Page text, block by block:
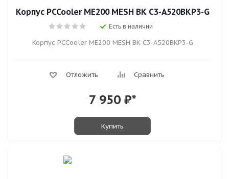
Корпус PCCooler ME200 MESH BK C3-A520BKP3-G
Есть в наличии
Корпус PCCooler ME200 MESH BK C3-A520BKP3-G
Отложить Сравнить
7 950 ₽*
Купить